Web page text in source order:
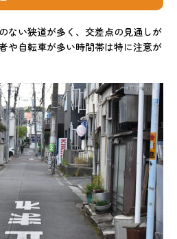
ない狭道が多く、交差点の見通しが
や自転車が多い時間帯は特に注意が